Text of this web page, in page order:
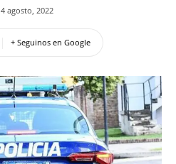
4 agosto, 2022
+ Seguinos en Google